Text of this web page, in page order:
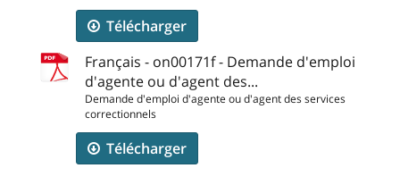
Télécharger
Français - on00171f - Demande d'emploi
d'agente ou d'agent des...
Demande d'emploi d'agente ou d'agent des services
correctionnels
Télécharger